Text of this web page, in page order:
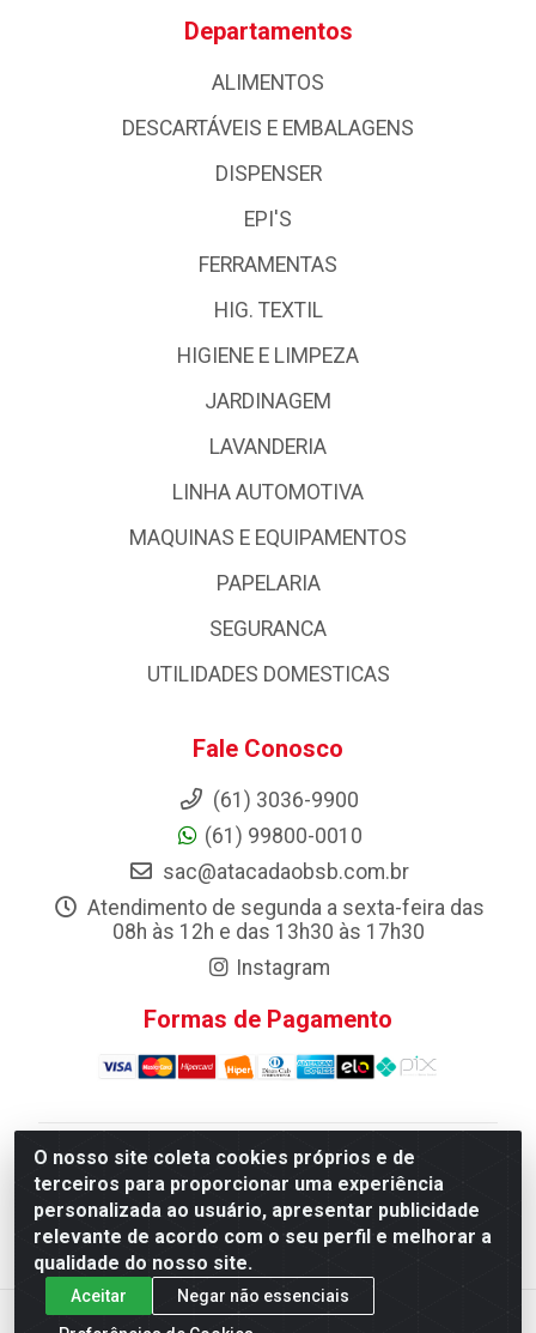
O nosso site coleta cookies próprios e de
terceiros para proporcionar uma experiência
personalizada ao usuário, apresentar publicidade
relevante de acordo com o seu perfil e melhorar a
qualidade do nosso site.
Aceitar
Negar não essenciais
Departamentos
ALIMENTOS
DESCARTÁVEIS E EMBALAGENS
DISPENSER
EPI'S
FERRAMENTAS
HIG. TEXTIL
HIGIENE E LIMPEZA
JARDINAGEM
LAVANDERIA
LINHA AUTOMOTIVA
MAQUINAS E EQUIPAMENTOS
PAPELARIA
SEGURANCA
UTILIDADES DOMESTICAS
Fale Conosco
(61) 3036-9900
(61) 99800-0010
sac@atacadaobsb.com.br
Atendimento de segunda a sexta-feira das
08h às 12h e das 13h30 às 17h30
Instagram
Formas de Pagamento
Atacadao da Limpeza F. Pereira Queiroz Comercio e
Distribuicao LTDA - Quadra Qi 10 Lotes 39 e, 41 - Setor
Industrial (Taguatinga), Brasília/DF - CEP 72.135-100 -
CNPJ 13.184.675/0001-80